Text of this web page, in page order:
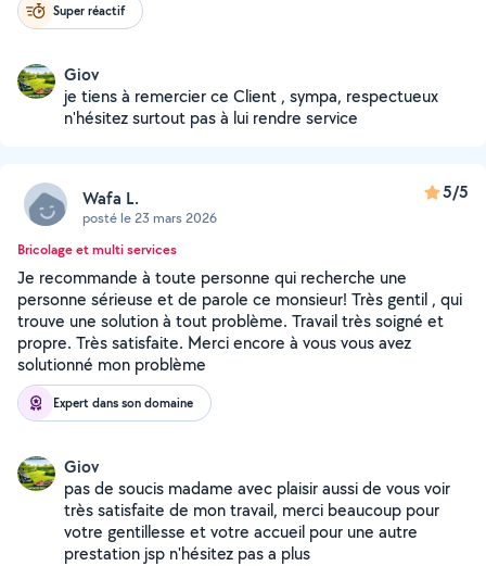
Super réactif
Giov
je tiens à remercier ce Client , sympa, respectueux
n'hésitez surtout pas à lui rendre service
Wafa L.
posté le 23 mars 2026
5/5
Bricolage et multi services
Je recommande à toute personne qui recherche une
personne sérieuse et de parole ce monsieur! Très gentil , qui
trouve une solution à tout problème. Travail très soigné et
propre. Très satisfaite. Merci encore à vous vous avez
solutionné mon problème
Expert dans son domaine
Giov
pas de soucis madame avec plaisir aussi de vous voir
très satisfaite de mon travail, merci beaucoup pour
votre gentillesse et votre accueil pour une autre
prestation jsp n'hésitez pas a plus